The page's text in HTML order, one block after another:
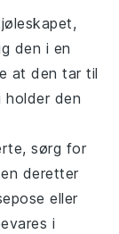
den i en
at den tar til
holder den
, sørg for
deretter
eller
i